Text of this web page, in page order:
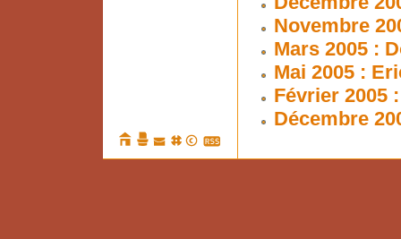
Novembre
Mars 2005 :
Mai 2005 :
Février 2005
Décembre